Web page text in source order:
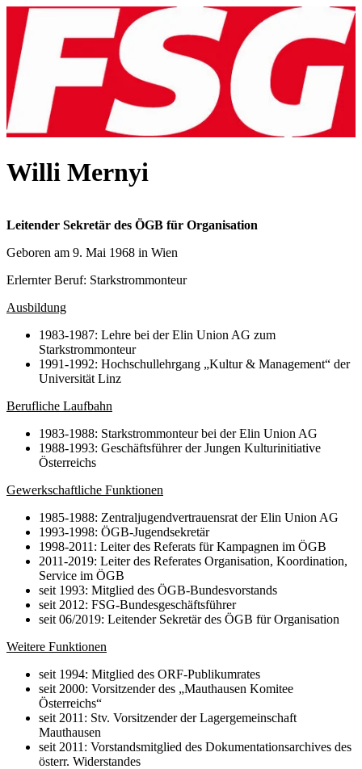
Willi Mernyi
Leitender Sekretär des ÖGB für Organisation
Geboren am 9. Mai 1968 in Wien
Erlernter Beruf: Starkstrommonteur
Ausbildung
1983-1987: Lehre bei der Elin Union AG zum
Starkstrommonteur
1991-1992: Hochschullehrgang „Kultur & Management“ der
Universität Linz
Berufliche Laufbahn
1983-1988: Starkstrommonteur bei der Elin Union AG
1988-1993: Geschäftsführer der Jungen Kulturinitiative
Österreichs
Gewerkschaftliche Funktionen
1985-1988: Zentraljugendvertrauensrat der Elin Union AG
1993-1998: ÖGB-Jugendsekretär
1998-2011: Leiter des Referats für Kampagnen im ÖGB
2011-2019: Leiter des Referates Organisation, Koordination,
Service im ÖGB
seit 1993: Mitglied des ÖGB-Bundesvorstands
seit 2012: FSG-Bundesgeschäftsführer
seit 06/2019: Leitender Sekretär des ÖGB für Organisation
Weitere Funktionen
seit 1994: Mitglied des ORF-Publikumrates
seit 2000: Vorsitzender des „Mauthausen Komitee
Österreichs“
seit 2011: Stv. Vorsitzender der Lagergemeinschaft
Mauthausen
seit 2011: Vorstandsmitglied des Dokumentationsarchives des
österr. Widerstandes